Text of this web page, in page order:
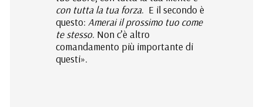
con tutta la tua forza. E il secondo è
questo: Amerai il prossimo tuo come
te stesso. Non c’è altro
comandamento più importante di
questi».